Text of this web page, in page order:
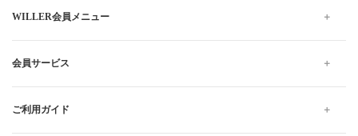
WILLER会員メニュー
会員サービス
ご利用ガイド